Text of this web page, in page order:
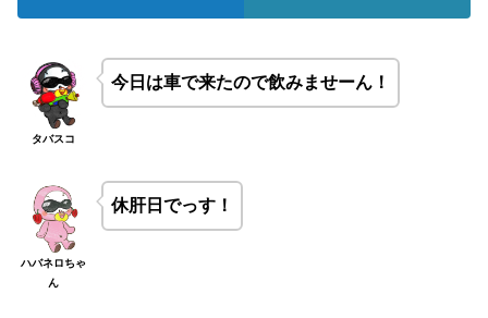
タバスコ
今日は車で来たので飲みませーん！
ハバネロちゃ
ん
休肝日でっす！